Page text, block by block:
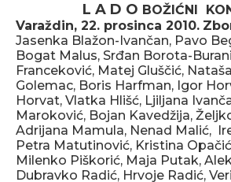
L A D O BOŽIĆNI
Varaždin, 22. prosinca 2010.
Jasenka Blažon-Ivančan, Pavo
Bogat Malus, Srđan Borota-
Franceković, Matej Gluščić,
Golemac, Boris Harfman, Igor
Horvat, Vlatka Hlišć, Ljiljana
Maroković, Bojan Kavedžija,
Adrijana Mamula, Nenad Malić,
Petra Matutinović, Kristina
Milenko Piškorić, Maja Putak,
Dubravko Radić, Hrvoje Radić,